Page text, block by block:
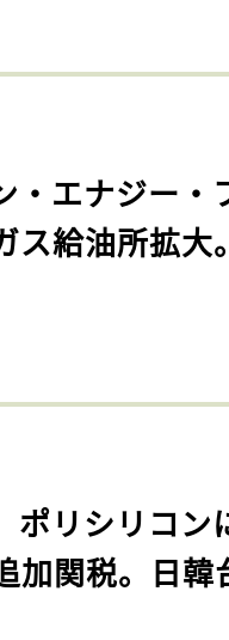
・エナジー・
ス給油所拡大
ポリシリコン
加関税。日韓